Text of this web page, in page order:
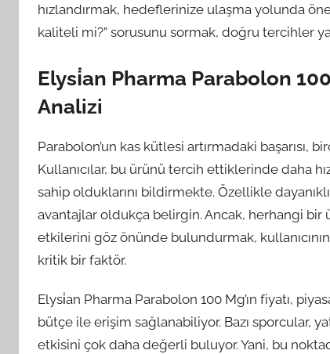
hızlandırmak, hedeflerinize ulaşma yolunda
kaliteli mi?” sorusunu sormak, doğru tercihler
Elysi̇an Pharma Parabolon
Analizi
Parabolon’un kas kütlesi artırmadaki
Kullanıcılar, bu ürünü tercih ettiklerinde daha
sahip olduklarını bildirmekte. Özellikle
avantajlar oldukça belirgin. Ancak, herhangi
etkilerini göz önünde bulundurmak,
kritik bir faktör.
Elysi̇an Pharma Parabolon 100 Mg’ın fiyatı,
bütçe ile erişim sağlanabiliyor. Bazı sporcular,
etkisini çok daha değerli buluyor. Yani, bu